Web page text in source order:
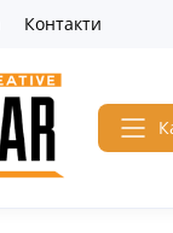
Контакти